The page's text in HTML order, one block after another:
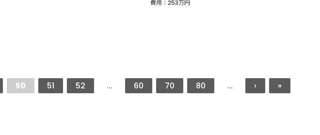
費用 ： 253万円
50 51 52 ... 60 70 80 ... › »